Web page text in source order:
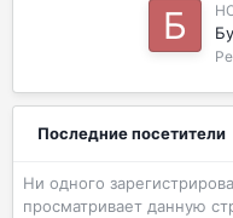
Последние посетители
Ни одного
просматривает данную